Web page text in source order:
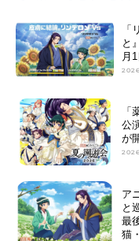
と
月
「
公
が
ア
と
最
猫